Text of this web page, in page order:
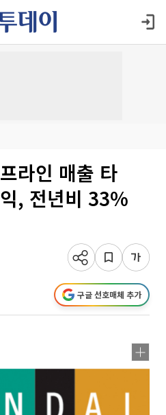
라인 매출 타
, 전년비 33%
구글 선호매체 추가